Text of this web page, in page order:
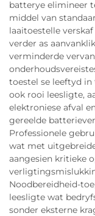
batterye elimineer
middel van
laaitoestelle
verder as
verminderde
toestel se leeftyd
ook rooi leesligte,
elektroniese afval
gereelde
Professionele
wat met
aangesien kritieke
Noodbereidheid-
leesligte wat
sonder eksterne